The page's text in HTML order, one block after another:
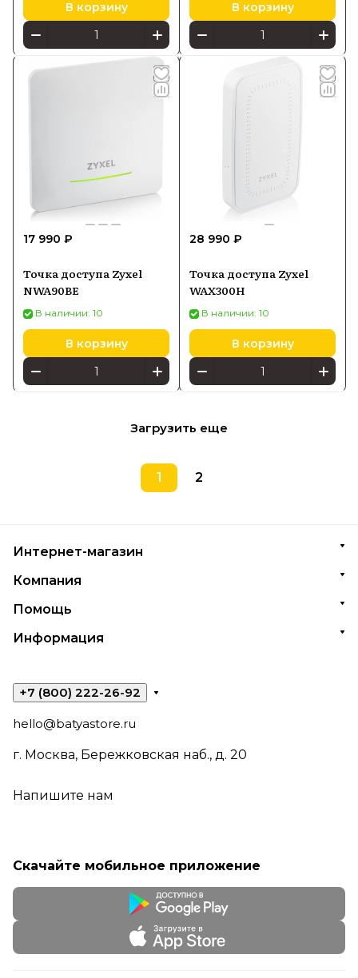
В корзину В корзину
17 990 ₽
Точка доступа Zyxel
NWA90BE
В наличии: 10
В корзину
28 990 ₽
Точка доступа Zyxel
WAX300H
В наличии: 10
В корзину
Загрузить еще
1 2
Интернет-магазин
Компания
Помощь
Информация
+7 (800) 222-26-92
hello@batyastore.ru
г. Москва, Бережковская наб., д. 20
Напишите нам
Скачайте мобильное приложение